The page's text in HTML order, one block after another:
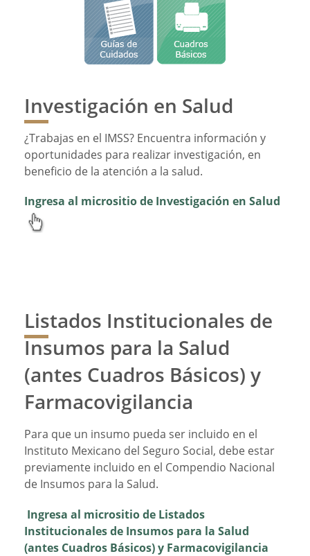
Investigación en Salud
¿Trabajas en el IMSS? Encuentra información y
oportunidades para realizar investigación, en
beneficio de la atención a la salud.
Ingresa al micrositio de Investigación en Salud
Listados Institucionales de
Insumos para la Salud
(antes Cuadros Básicos) y
Farmacovigilancia
Para que un insumo pueda ser incluido en el
Instituto Mexicano del Seguro Social, debe estar
previamente incluido en el Compendio Nacional
de Insumos para la Salud.
Ingresa al micrositio de Listados
Institucionales de Insumos para la Salud
(antes Cuadros Básicos) y Farmacovigilancia